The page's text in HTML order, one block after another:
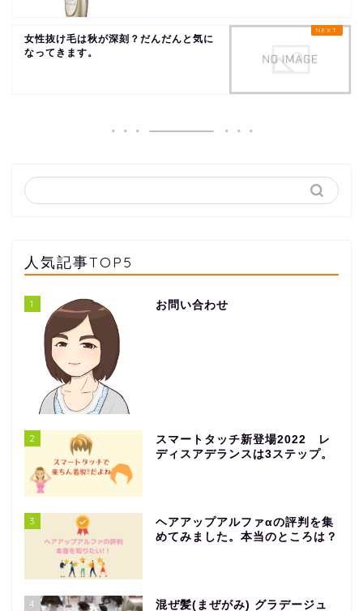
女性抜け毛は秋が深刻？だんだんと気に
なってきます。
人気記事TOP5
1 お問い合わせ
2
スマートタッチ新登場2022 レ
ディスアデランスは3ステップ。
3
ヘアアップアルファαの評判を集
めてみました。本当のところは？
4
混ぜ髪(まぜがみ) グラデージュ